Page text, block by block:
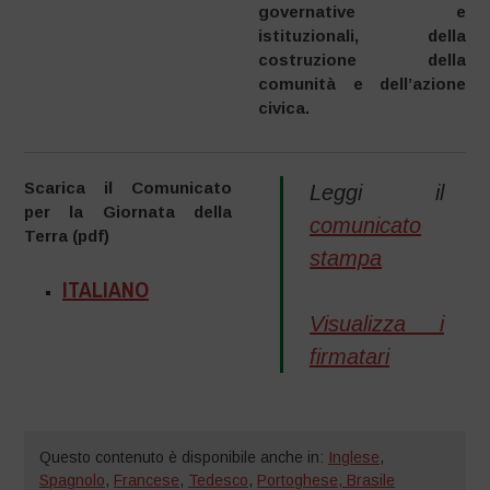
governative e
istituzionali, della
costruzione della
comunità e dell’azione
civica.
Scarica il Comunicato
per la Giornata della
Terra (pdf)
ITALIANO
Leggi il
comunicato
stampa
Visualizza i
firmatari
Questo contenuto è disponibile anche in: Inglese,
Spagnolo, Francese, Tedesco, Portoghese, Brasile